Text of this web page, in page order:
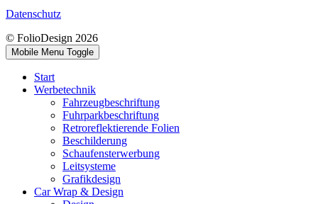
Datenschutz
© FolioDesign 2026
Mobile Menu Toggle
Start
Werbetechnik
Fahrzeugbeschriftung
Fuhrparkbeschriftung
Retroreflektierende Folien
Beschilderung
Schaufensterwerbung
Leitsysteme
Grafikdesign
Car Wrap & Design